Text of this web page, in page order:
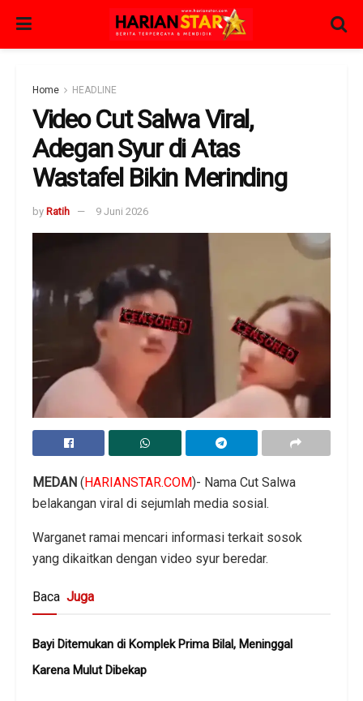
Home HEADLINE
Video Cut Salwa Viral,
Adegan Syur di Atas
Wastafel Bikin Merinding
by Ratih 9 Juni 2026
MEDAN (HARIANSTAR.COM)- Nama Cut Salwa
belakangan viral di sejumlah media sosial.
Warganet ramai mencari informasi terkait sosok
yang dikaitkan dengan video syur beredar.
Baca Juga
Bayi Ditemukan di Komplek Prima Bilal, Meninggal
Karena Mulut Dibekap